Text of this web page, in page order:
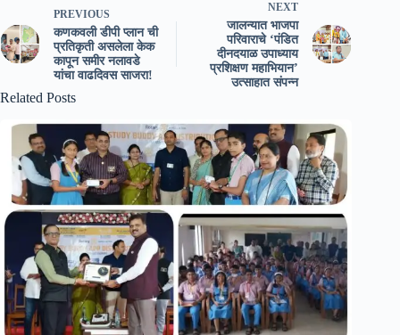
PREVIOUS
कणकवली डीपी प्लान ची
प्रतिकृती असलेला केक
कापून समीर नलावडे
यांचा वाढदिवस साजरा!
NEXT
जालन्यात भाजपा
परिवाराचे ‘पंडित
दीनदयाळ उपाध्याय
प्रशिक्षण महाभियान’
उत्साहात संपन्न
Related Posts